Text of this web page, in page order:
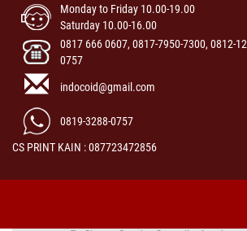
Monday to Friday 10.00-19.00
Saturday 10.00-16.00
0817 666 0607, 0817-7950-7300, 0812-
0757
indocoid@gmail.com
0819-3288-0757
CS PRINT KAIN : 087723472856